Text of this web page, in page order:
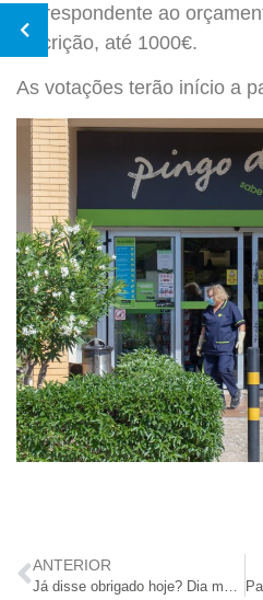
correspondente ao
inscrição, até 1000€.
As votações terão início a
ANTERIOR